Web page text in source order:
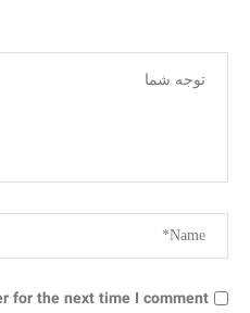
for the next time I comment.